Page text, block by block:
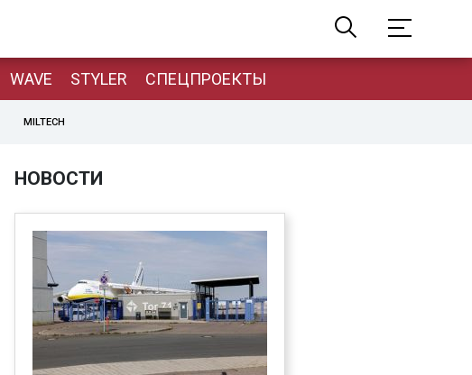
WAVE STYLER СПЕЦПРОЕКТЫ
MILTECH
НОВОСТИ